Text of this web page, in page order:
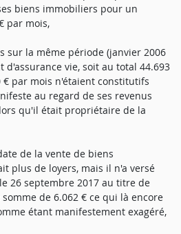
biens immobiliers pour un
par mois,
sur la même période (janvier 2006
d'assurance vie, soit au total 44.693
€ par mois n'étaient constitutifs
au regard de ses revenus
qu'il était propriétaire de la
de la vente de biens
plus de loyers, mais il n'a versé
26 septembre 2017 au titre de
de 6.062 € ce qui là encore
étant manifestement exagéré,